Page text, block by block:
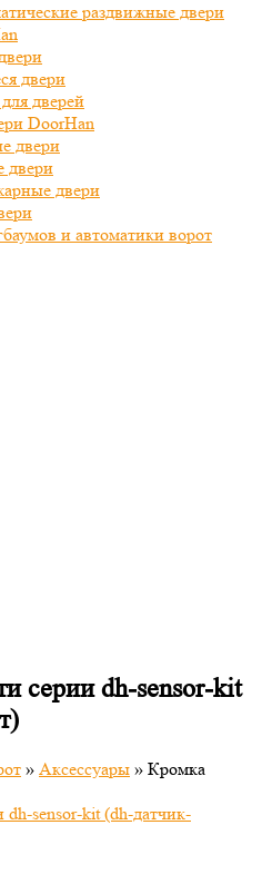
раздвижные двери
двери
дверей
DoorHan
двери
двери
двери
и автоматики ворот
серии dh-sensor-kit
» Аксессуары » Кромка